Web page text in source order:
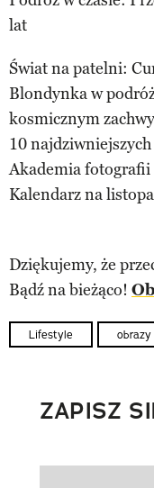
lat
Świat na patelni:
Blondynka w
kosmicznym
10
Akademia fotografii
Kalendarz na
Dziękujemy, że
Bądź na bieżąco!
Lifestyle obrazy
ZAPISZ